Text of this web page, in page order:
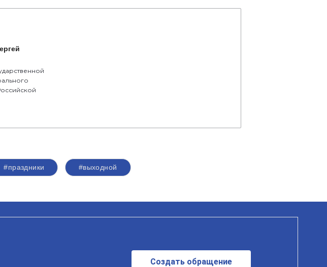
#праздники #выходной
Создать обращение